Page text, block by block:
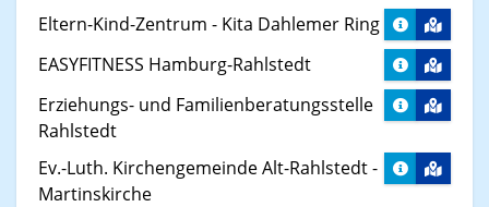
Eltern-Kind-Zentrum - Kita Dahlemer Ring
EASYFITNESS Hamburg-Rahlstedt
Erziehungs- und Familienberatungsstelle
Rahlstedt
Ev.-Luth. Kirchengemeinde Alt-Rahlstedt -
Martinskirche